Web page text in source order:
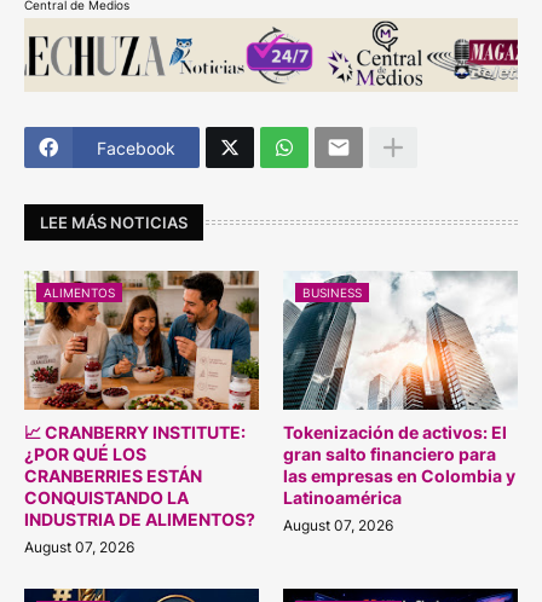
Central de Medios
Facebook
LEE MÁS NOTICIAS
ALIMENTOS
📈 CRANBERRY INSTITUTE:
¿POR QUÉ LOS
CRANBERRIES ESTÁN
CONQUISTANDO LA
INDUSTRIA DE ALIMENTOS?
August 07, 2026
BUSINESS
Tokenización de activos: El
gran salto financiero para
las empresas en Colombia y
Latinoamérica
August 07, 2026